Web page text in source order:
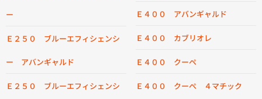
ー
Ｅ２５０ ブルーエフィシェンシ
ー アバンギャルド
Ｅ２５０ ブルーエフィシェンシ
Ｅ４００ アバンギャルド
Ｅ４００ カブリオレ
Ｅ４００ クーペ
Ｅ４００ クーペ ４マチック